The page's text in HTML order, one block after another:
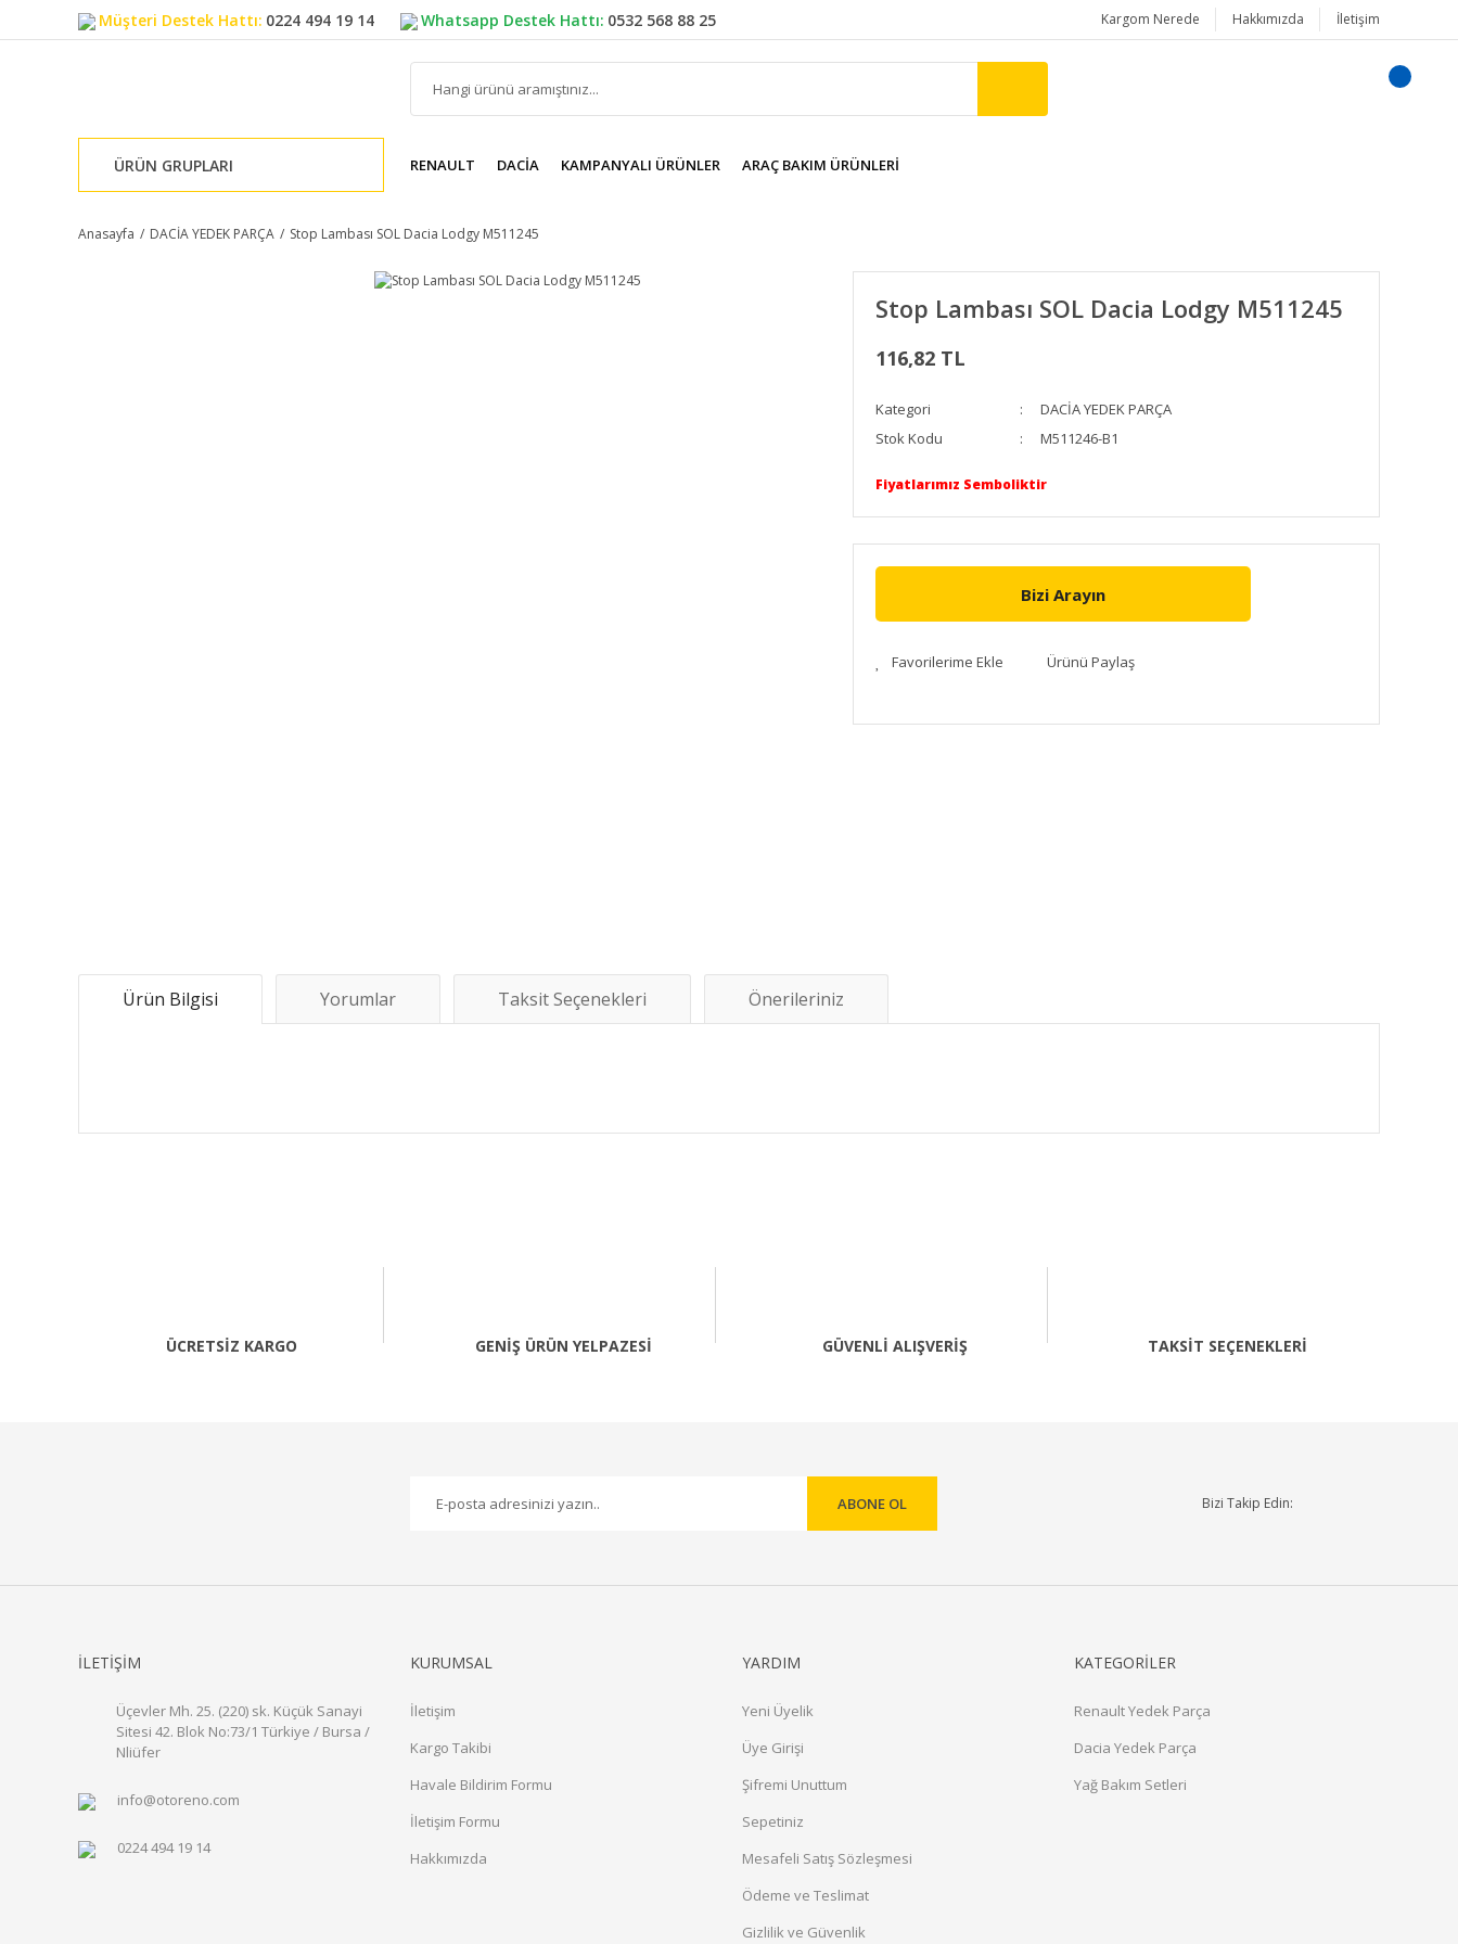
Müşteri Destek Hattı: 0224 494 19 14 Whatsapp Destek Hattı: 0532 568 88 25 Kargom Nerede Hakkımızda İletişim
ÜRÜN GRUPLARI RENAULT DACIA KAMPANYALI ÜRÜNLER ARAÇ BAKIM ÜRÜNLERI
Anasayfa DACİA YEDEK PARÇA Stop Lambası SOL Dacia Lodgy M511245
Stop Lambası SOL Dacia Lodgy M511245
116,82 TL
Kategori
DACİA YEDEK PARÇA
Stok Kodu
M511246-B1
Fiyatlarımız Semboliktir
Bizi Arayın
Ürünü Paylaş
Ürün Bilgisi Yorumlar Taksit Seçenekleri Önerileriniz
Ürün bilgilerinde hatalar bulunuyor.
ÜCRETSİZ KARGO GENİŞ ÜRÜN YELPAZESİ GÜVENLİ ALIŞVERİŞ TAKSİT SEÇENEKLERİ
ABONE OL Bizi Takip Edin:
İLETİŞİM
Üçevler Mh. 25. (220) sk. Küçük Sanayi
Sitesi 42. Blok No:73/1 Türkiye / Bursa /
Nliüfer
info@otoreno.com
0224 494 19 14
KURUMSAL
İletişim
Kargo Takibi
Havale Bildirim Formu
İletişim Formu
Hakkımızda
YARDIM
Yeni Üyelik
Üye Girişi
Şifremi Unuttum
Sepetiniz
Mesafeli Satış Sözleşmesi
Ödeme ve Teslimat
Gizlilik ve Güvenlik
KATEGORİLER
Renault Yedek Parça
Dacia Yedek Parça
Yağ Bakım Setleri